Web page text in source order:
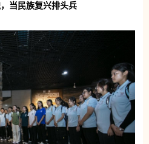
当民族复兴排头兵